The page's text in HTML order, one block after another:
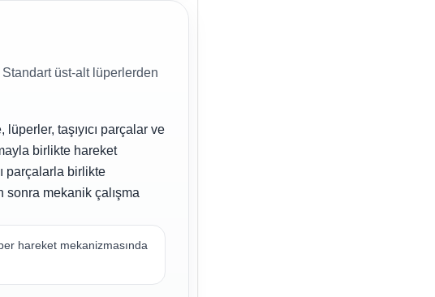
üst-alt lüperlerden
taşıyıcı parçalar ve
birlikte hareket
parçalarla birlikte
mekanik çalışma
hareket mekanizmasında